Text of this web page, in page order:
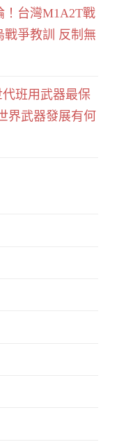
！台灣M1A2T戰
戰爭教訓 反制無
代班用武器最保
界武器發展有何